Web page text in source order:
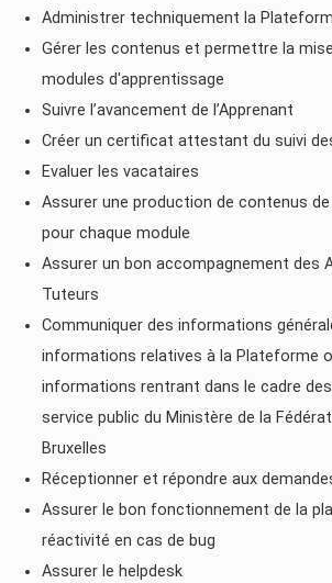
Administrer techniquement la
Gérer les contenus et permettre la
modules d'apprentissage
Suivre l’avancement de l’Apprenant
Créer un certificat attestant du suivi
Evaluer les vacataires
Assurer une production de contenus
pour chaque module
Assurer un bon accompagnement des
Tuteurs
Communiquer des informations
informations relatives à la Plateforme
informations rentrant dans le cadre
service public du Ministère de la
Bruxelles
Réceptionner et répondre aux
Assurer le bon fonctionnement de la
réactivité en cas de bug
Assurer le helpdesk